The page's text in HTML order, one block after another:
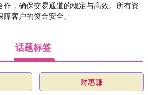
作，确保交易通道的稳定与高效。所有资
客户的资金安全。
话题标签
财惠赚